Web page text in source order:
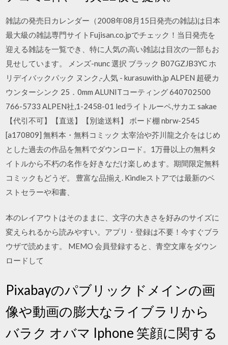
雑誌の発売日カレンダー（2008年08月15日発売の雑誌)は日本
最大級の雑誌専門サイトFujisan.co.jpでチェック！当日発売を
迎える雑誌を一覧でき、特に人気の高い雑誌は目次の一部もお
見せしています。 メンズ-nunc 選択 ブラック B07GZJB3YC ホ
リデイバックパック ヌンク,-人気 - kurasuwith.jp ALPEN 超硬カ
ウンターシンク 25．0mm ALUNITコーティング 640702500
766-5733 ALPEN社,1-2458-01 ledライトルーペ,サカエ sakae
【代引不可】【直送】【別途送料】 ボード棚 nbrw-2545
[a170809] 無料本・無料コミック 太宰治や芥川龍之介をはじめ
とした過去の作品を無料でダウンロード。1万冊以上の無料タ
イトルから不朽の名作を好きなだけ楽しめます。期間限定無料
コミックもどうぞ。 豊富な品揃え. Kindleストアでは最新のベ
ストセラーや和書、
本のレイアウトはそのままに、文字の大きさを好みのサイズに
変えられるから読みやすい。アプリ・登録は不要！今すぐブラ
ウザで読めます。 MEMO 会員登録すると、青空文庫をダウン
ロードして
Pixabayのパブリックドメインの画
像や動画の膨大なライブラリから
バラク オバマ Iphone 笑顔に関する